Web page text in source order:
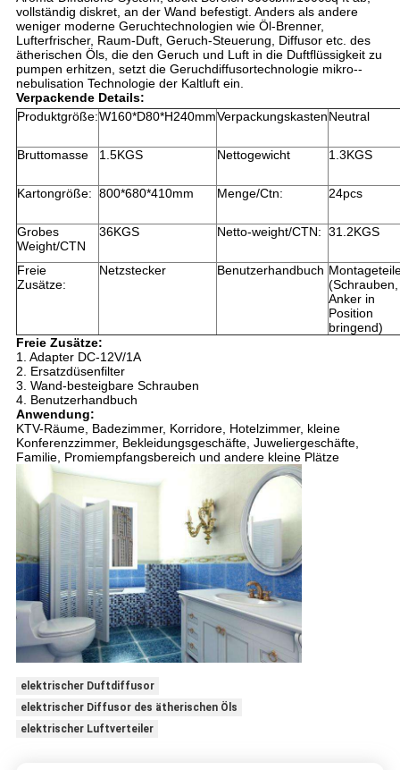
vollständig diskret, an der Wand befestigt. Anders als andere
weniger moderne Geruchtechnologien wie Öl-Brenner,
Lufterfrischer, Raum-Duft, Geruch-Steuerung, Diffusor etc. des
ätherischen Öls, die den Geruch und Luft in die Duftflüssigkeit zu
pumpen erhitzen, setzt die Geruchdiffusortechnologie mikro--
nebulisation Technologie der Kaltluft ein.
Verpackende Details:
Produktgröße:W160*D80*H240mmVerpackungskastenNeutral
Bruttomasse 1.5KGS Nettogewicht 1.3KGS
Kartongröße: 800*680*410mm Menge/Ctn: 24pcs
Grobes
Weight/CTN
36KGS Netto-weight/CTN: 31.2KGS
Freie
Zusätze:
Netzstecker Benutzerhandbuch
(Schrauben,
Anker in
Position
bringend)
Freie Zusätze:
1. Adapter DC-12V/1A
2. Ersatzdüsenfilter
3. Wand-besteigbare Schrauben
4. Benutzerhandbuch
Anwendung:
KTV-Räume, Badezimmer, Korridore, Hotelzimmer, kleine
Konferenzzimmer, Bekleidungsgeschäfte, Juweliergeschäfte,
Familie, Promiempfangsbereich und andere kleine Plätze
elektrischer Duftdiffusor
elektrischer Diffusor des ätherischen Öls
elektrischer Luftverteiler